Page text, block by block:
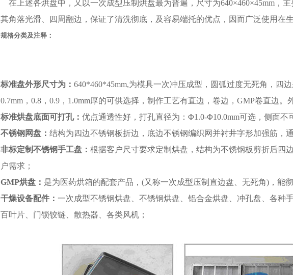
在上述各烘盘中，又以一次成型压制烘盘最为普遍，尺寸为640×460×45mm，
其角落光滑、四周翻边，保证了清洗彻底，及容易端托的优点，因而广泛使用在
规格分类及注释：
标准盘外形尺寸为： 640*460*45mm,为模具一次冲压成型，圆弧过度无死角，四
0.7mm，0.8，0.9，1.0mm厚的可供选择，制作工艺有直边，卷边，GMP卷直边
标准烘盘底面可打孔： 优点通透性好，打孔直径为：Φ1.0-Φ10.0mm可选，侧面不
不锈钢网盘： 结构为四边不锈钢板折边，底边不锈钢编织网并衬井字形加强筋，
非标定制不锈钢手工盘： 根据客户尺寸要求定制烘盘，结构为不锈钢板剪折后四
户需求；
GMP烘盘： 是为医药烘箱的配套产品，(又称一次成型压制直边盘、无死角)，能
干燥设备配件： 一次成型不锈钢烘盘、不锈钢烘盘、铝合金烘盘、冲孔盘、各种
百叶片、门锁铰链、散热器、各类风机；